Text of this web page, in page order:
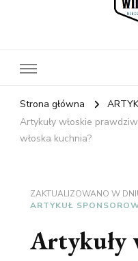
Strona główna
Artykuły włoskie
włoska kuchnia?
ZAKTUALIZOWANO W
ARTYKUŁ
Artykuły